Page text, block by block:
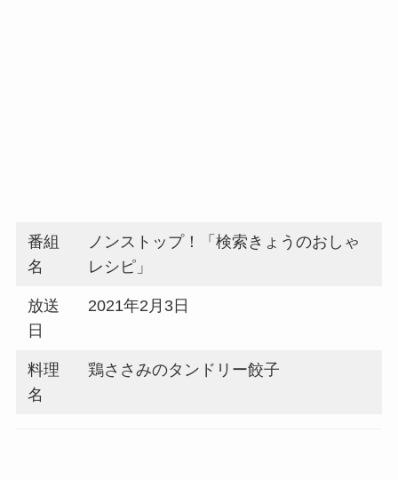
番組
名
ノンストップ！「検索きょうのおしゃ
レシピ」
放送
日
2021年2月3日
料理
名
鶏ささみのタンドリー餃子